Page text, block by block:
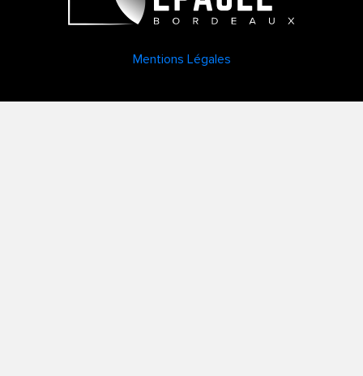
Mentions Légales